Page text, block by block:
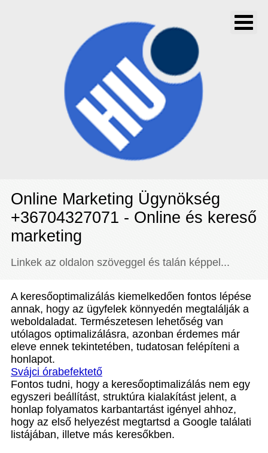
Online Marketing Ügynökség
+36704327071 - Online és kereső
marketing
Linkek az oldalon szöveggel és talán képpel...
A keresőoptimalizálás kiemelkedően fontos lépése
annak, hogy az ügyfelek könnyedén megtalálják a
weboldaladat. Természetesen lehetőség van
utólagos optimalizálásra, azonban érdemes már
eleve ennek tekintetében, tudatosan felépíteni a
honlapot.
Svájci órabefektető
Fontos tudni, hogy a keresőoptimalizálás nem egy
egyszeri beállítást, struktúra kialakítást jelent, a
honlap folyamatos karbantartást igényel ahhoz,
hogy az első helyezést megtartsd a Google találati
listájában, illetve más keresőkben.